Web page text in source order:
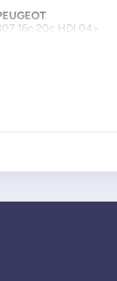
16c 20c HDI 04>